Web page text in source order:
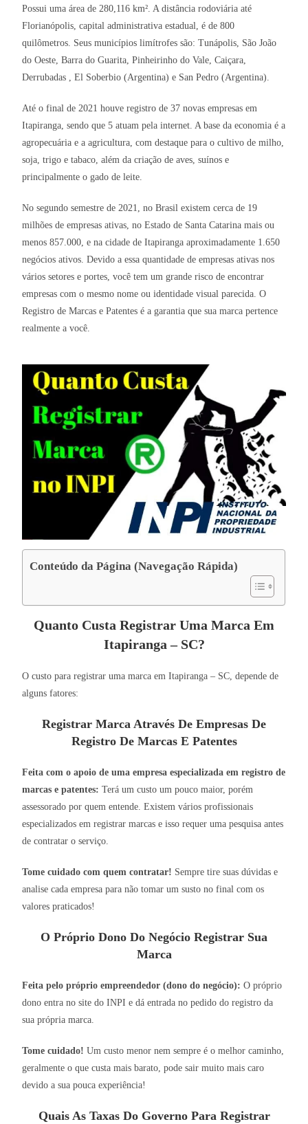
Possui uma área de 280,116 km². A distância rodoviária até
Florianópolis, capital administrativa estadual, é de 800
quilômetros. Seus municípios limítrofes são: Tunápolis, São João
do Oeste, Barra do Guarita, Pinheirinho do Vale, Caiçara,
Derrubadas , El Soberbio (Argentina) e San Pedro (Argentina).
Até o final de 2021 houve registro de 37 novas empresas em
Itapiranga, sendo que 5 atuam pela internet. A base da economia é a
agropecuária e a agricultura, com destaque para o cultivo de milho,
soja, trigo e tabaco, além da criação de aves, suínos e
principalmente o gado de leite.
No segundo semestre de 2021, no Brasil existem cerca de 19
milhões de empresas ativas, no Estado de Santa Catarina mais ou
menos 857.000, e na cidade de Itapiranga aproximadamente 1.650
negócios ativos. Devido a essa quantidade de empresas ativas nos
vários setores e portes, você tem um grande risco de encontrar
empresas com o mesmo nome ou identidade visual parecida. O
Registro de Marcas e Patentes é a garantia que sua marca pertence
realmente a você.
Conteúdo da Página (Navegação Rápida)
Quanto Custa Registrar Uma Marca Em
Itapiranga – SC?
O custo para registrar uma marca em Itapiranga – SC, depende de
alguns fatores:
Registrar Marca Através De Empresas De
Registro De Marcas E Patentes
Feita com o apoio de uma empresa especializada em registro de
marcas e patentes: Terá um custo um pouco maior, porém
assessorado por quem entende. Existem vários profissionais
especializados em registrar marcas e isso requer uma pesquisa antes
de contratar o serviço.
Tome cuidado com quem contratar! Sempre tire suas dúvidas e
analise cada empresa para não tomar um susto no final com os
valores praticados!
O Próprio Dono Do Negócio Registrar Sua
Marca
Feita pelo próprio empreendedor (dono do negócio): O próprio
dono entra no site do INPI e dá entrada no pedido do registro da
sua própria marca.
Tome cuidado! Um custo menor nem sempre é o melhor caminho,
geralmente o que custa mais barato, pode sair muito mais caro
devido a sua pouca experiência!
Quais As Taxas Do Governo Para Registrar